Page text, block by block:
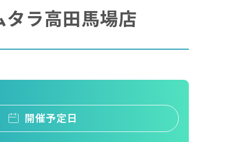
ラ高田馬場店
開催予定日